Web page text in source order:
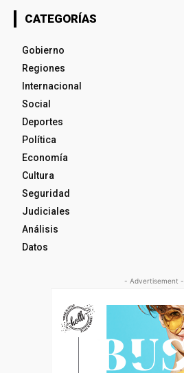
CATEGORÍAS
Gobierno
Regiones
Internacional
Social
Deportes
Política
Economía
Cultura
Seguridad
Judiciales
Análisis
Datos
- Advertisement -